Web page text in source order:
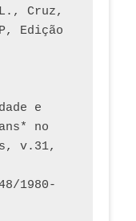
Cruz,
Edição
e
no
v.31,
1980-